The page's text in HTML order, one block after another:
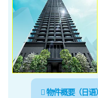
物件概要（日语）